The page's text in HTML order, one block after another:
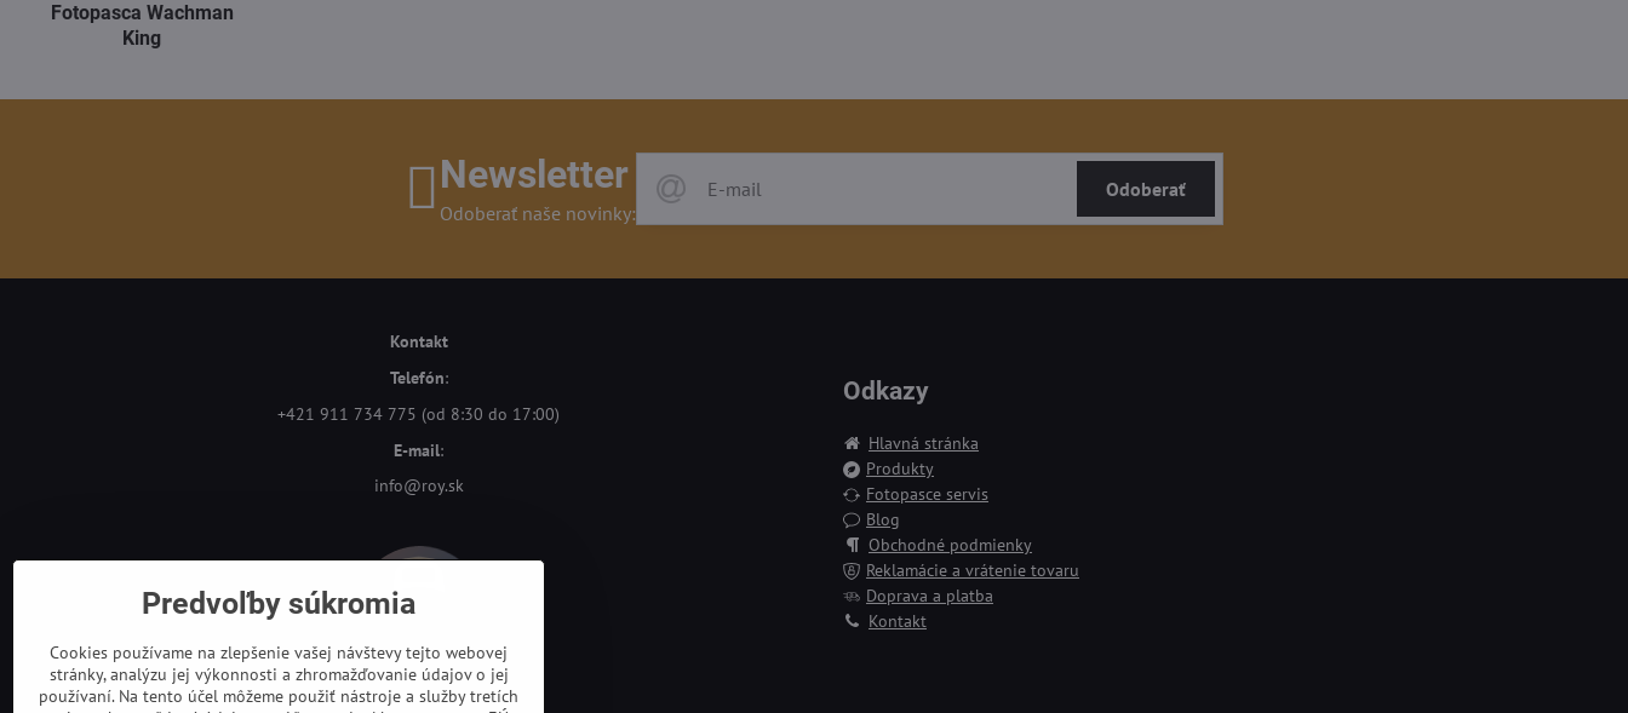
Fotopasca Wachman
King
Newsletter
Odoberať naše novinky:
Odoberať
Kontakt
Telefón:
+421 911 734 775 (od 8:30 do 17:00)
E-mail:
info@roy.sk
Odkazy
Hlavná stránka
Produkty
Fotopasce servis
Blog
Obchodné podmienky
Reklamácie a vrátenie tovaru
Doprava a platba
Kontakt
Predvoľby súkromia
Cookies používame na zlepšenie vašej návštevy tejto webovej
stránky, analýzu jej výkonnosti a zhromažďovanie údajov o jej
používaní. Na tento účel môžeme použiť nástroje a služby tretích